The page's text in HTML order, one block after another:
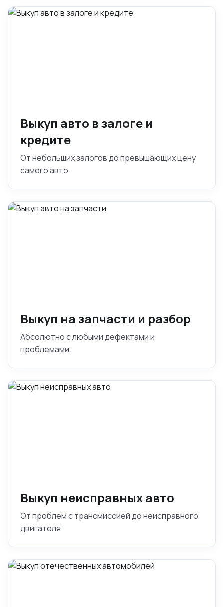
Выкуп авто в залоге и
кредите
От небольших залогов до превышающих цену
самого авто.
Выкуп на запчасти и разбор
Абсолютно с любыми дефектами и
проблемами.
Выкуп неисправных авто
От проблем с трансмиссией до неисправного
двигателя.